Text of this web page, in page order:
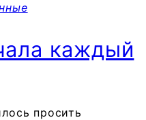
каждый
просить